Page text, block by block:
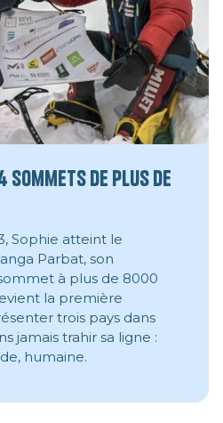
sommets de plus de
Sophie atteint le
Parbat, son
à plus de 8000
la première
trois pays dans
jamais trahir sa ligne :
humaine.